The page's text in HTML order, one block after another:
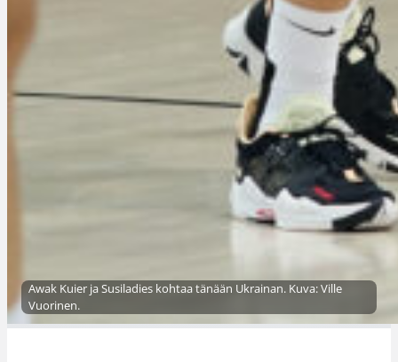
Awak Kuier ja Susiladies kohtaa tänään Ukrainan. Kuva: Ville
Vuorinen.